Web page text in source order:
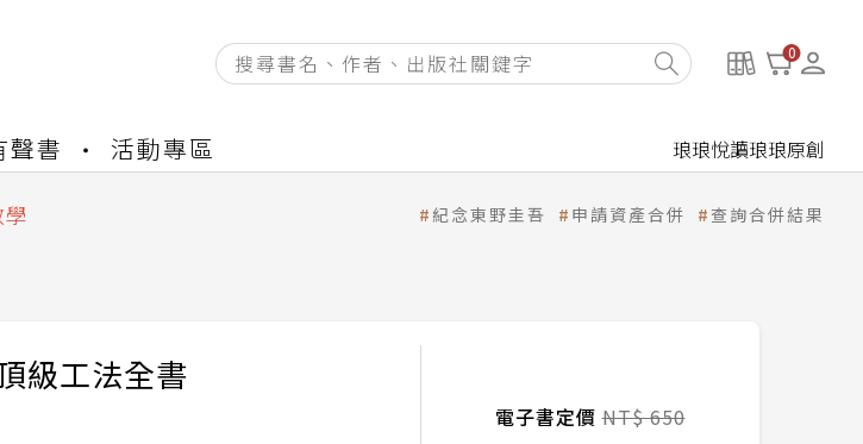
0
聲書 活動專區 琅琅悅讀琅琅原創
紀念東野圭吾 申請資產合併 查詢合併結果
級工法全書
電子書定價NT$ 650